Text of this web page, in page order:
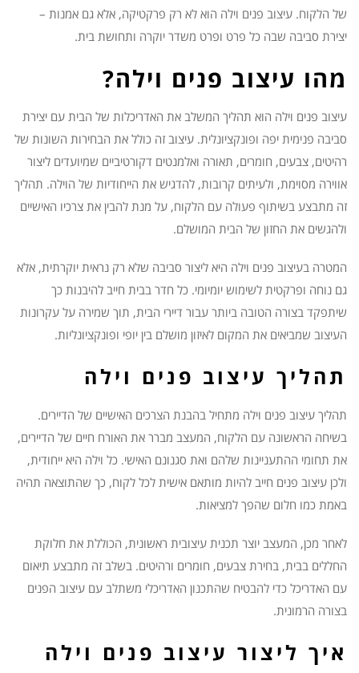
של הלקוח. עיצוב פנים וילה הוא לא רק פרקטיקה, אלא גם אמנות –
יצירת סביבה שבה כל פרט ופרט משדר יוקרה ותחושת בית.
מהו עיצוב פנים וילה?
עיצוב פנים וילה הוא תהליך המשלב את האדריכלות של הבית עם יצירת
סביבה פנימית יפה ופונקציונלית. עיצוב זה כולל את הבחירות השונות של
רהיטים, צבעים, חומרים, תאורה ואלמנטים דקורטיביים שמיועדים ליצור
אווירה מסוימת, ולעיתים קרובות, להדגיש את הייחודיות של הוילה. תהליך
זה מתבצע בשיתוף פעולה עם הלקוח, על מנת להבין את צרכיו האישיים
ולהגשים את החזון של הבית המושלם.
המטרה בעיצוב פנים וילה היא ליצור סביבה שלא רק נראית יוקרתית, אלא
גם נוחה ופרקטית לשימוש יומיומי. כל חדר בבית חייב להיבנות כך
שיתפקד בצורה הטובה ביותר עבור דיירי הבית, תוך שמירה על עקרונות
העיצוב שמביאים את המקום לאיזון מושלם בין יופי ופונקציונליות.
תהליך עיצוב פנים וילה
תהליך עיצוב פנים וילה מתחיל בהבנת הצרכים האישיים של הדיירים.
בשיחה הראשונה עם הלקוח, המעצב מברר את האורח חיים של הדיירים,
את תחומי ההתעניינות שלהם ואת סגנונם האישי. כל וילה היא ייחודית,
ולכן עיצוב פנים חייב להיות מותאם אישית לכל לקוח, כך שהתוצאה תהיה
באמת כמו חלום שהפך למציאות.
לאחר מכן, המעצב יוצר תכנית עיצובית ראשונית, הכוללת את חלוקת
החללים בבית, בחירת צבעים, חומרים ורהיטים. בשלב זה מתבצע תיאום
עם האדריכל כדי להבטיח שהתכנון האדריכלי משתלב עם עיצוב הפנים
בצורה הרמונית.
איך ליצור עיצוב פנים וילה